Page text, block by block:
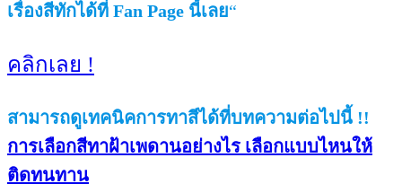
เรื่องสีทักได้ที่ Fan Page นี้เลย“
คลิกเลย !
สามารถดูเทคนิคการทาสีได้ที่บทความต่อไปนี้ !!
การเลือกสีทาฝ้าเพดานอย่างไร เลือกแบบไหนให้
ติดทนทาน